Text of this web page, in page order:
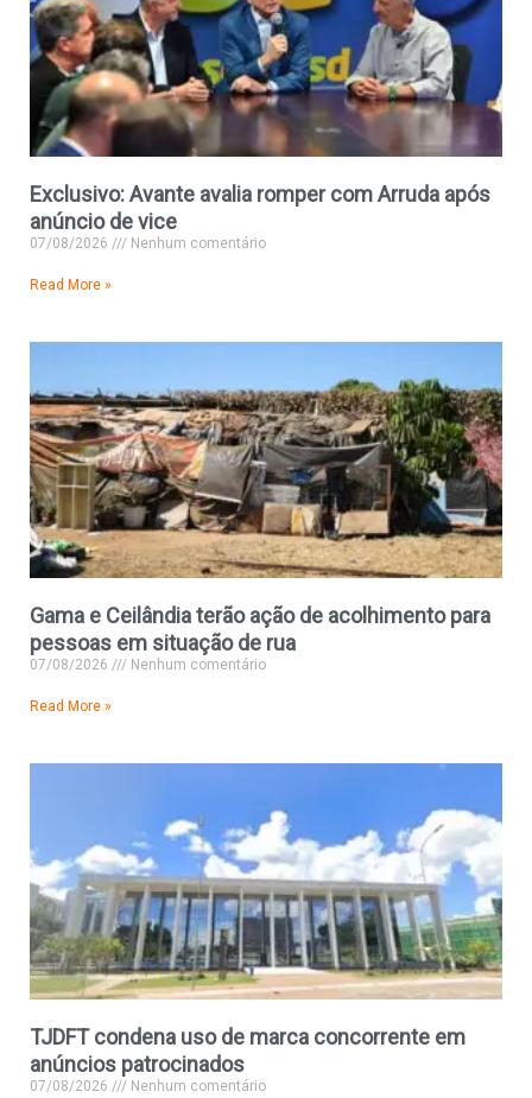
Exclusivo: Avante avalia romper com Arruda após
anúncio de vice
07/08/2026 Nenhum comentário
Read More »
Gama e Ceilândia terão ação de acolhimento para
pessoas em situação de rua
07/08/2026 Nenhum comentário
Read More »
TJDFT condena uso de marca concorrente em
anúncios patrocinados
07/08/2026 Nenhum comentário